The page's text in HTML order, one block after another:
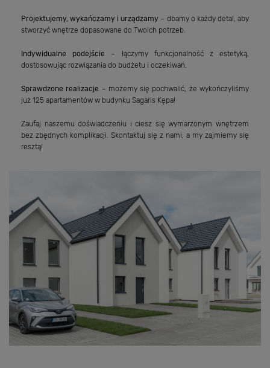
Projektujemy, wykańczamy i urządzamy – dbamy o każdy detal, aby
stworzyć wnętrze dopasowane do Twoich potrzeb.
Indywidualne podejście – łączymy funkcjonalność z estetyką,
dostosowując rozwiązania do budżetu i oczekiwań.
Sprawdzone realizacje – możemy się pochwalić, że wykończyliśmy
już 125 apartamentów w budynku Sagaris Kępa!
Zaufaj naszemu doświadczeniu i ciesz się wymarzonym wnętrzem
bez zbędnych komplikacji. Skontaktuj się z nami, a my zajmiemy się
resztą!